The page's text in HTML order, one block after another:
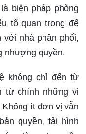
biện pháp phòng
tố quan trọng để
với nhà phân phối,
nhượng quyền.
không chỉ đến từ
từ chính những vi
ít đơn vị vẫn
quyền, tải hình